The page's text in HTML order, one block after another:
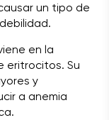
un tipo de
en la
eritrocitos. Su
y
a anemia